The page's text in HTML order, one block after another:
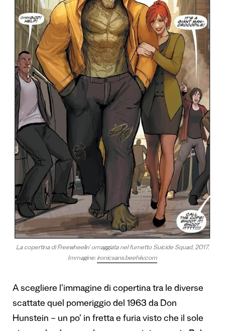
La copertina di Freewheelin’ omaggiata nel fumetto Suicide Squad, 2017.
Immagine: ironicsans.beehiiv.com
A scegliere l’immagine di copertina tra le diverse
scattate quel pomeriggio del 1963 da Don
Hunstein – un po’ in fretta e furia visto che il sole